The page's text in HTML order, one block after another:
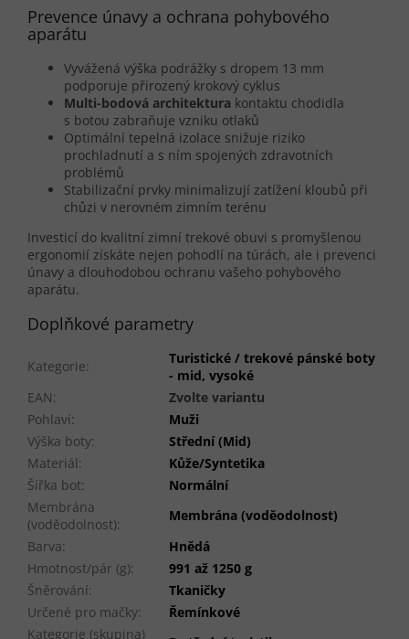
Prevence únavy a ochrana pohybového
aparátu
Vyvážená výška podrážky s dropem 13 mm
podporuje přirozený krokový cyklus
Multi-bodová architektura kontaktu chodidla
s botou zabraňuje vzniku otlaků
Optimální tepelná izolace snižuje riziko
prochladnutí a s ním spojených zdravotních
problémů
Stabilizační prvky minimalizují zatížení kloubů při
chůzi v nerovném zimním terénu
Investicí do kvalitní zimní trekové obuvi s promyšlenou
ergonomií získáte nejen pohodlí na túrách, ale i prevenci
únavy a dlouhodobou ochranu vašeho pohybového
aparátu.
Doplňkové parametry
Kategorie:
Turistické / trekové pánské boty
- mid, vysoké
EAN:
Zvolte variantu
Pohlaví:
Muži
Výška boty:
Střední (Mid)
Materiál:
Kůže/Syntetika
Šířka bot:
Normální
Membrána
(voděodolnost):
Membrána (voděodolnost)
Barva:
Hnědá
Hmotnost/pár (g):
991 až 1250 g
Šněrování:
Tkaničky
Určené pro mačky:
Řemínkové
Kategorie (skupina)